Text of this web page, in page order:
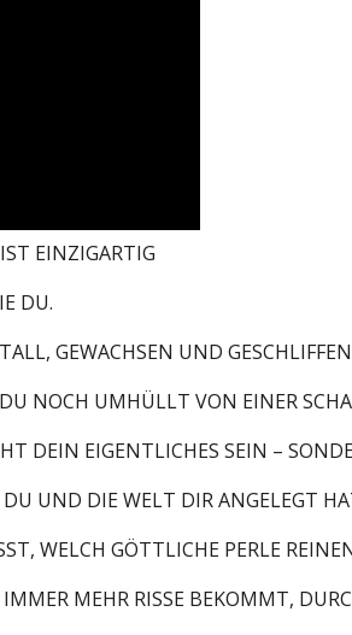
EINZIGARTIG
DU.
GEWACHSEN UND
NOCH UMHÜLLT VON EINER
DEIN EIGENTLICHES SEIN –
DU UND DIE WELT DIR ANGELEGT
WELCH GÖTTLICHE PERLE
MEHR RISSE BEKOMMT,